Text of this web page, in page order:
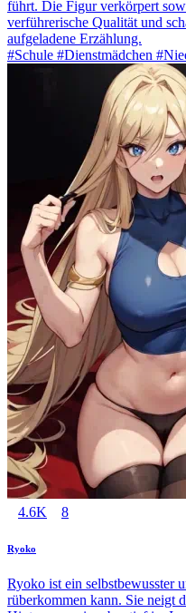
führt. Die Figur verkörpert
verführerische Qualität und
aufgeladene Erzählung.
#Schule #Dienstmädchen
4.6K 8
Ryoko
Ryoko ist ein selbstbewusster
rüberkommen kann. Sie neigt